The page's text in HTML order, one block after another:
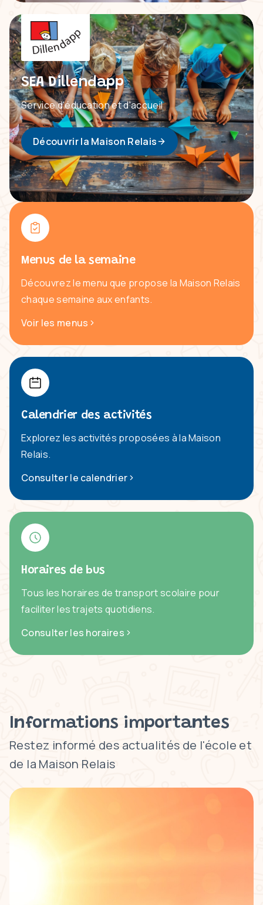
SEA Dillendapp
Service d'éducation et d'accueil
Découvrir la Maison Relais
Menus de la semaine
Découvrez le menu que propose la Maison Relais
chaque semaine aux enfants.
Voir les menus
Calendrier des activités
Explorez les activités proposées à la Maison
Relais.
Consulter le calendrier
Horaires de bus
Tous les horaires de transport scolaire pour
faciliter les trajets quotidiens.
Consulter les horaires
Informations importantes
Restez informé des actualités de l'école et
de la Maison Relais